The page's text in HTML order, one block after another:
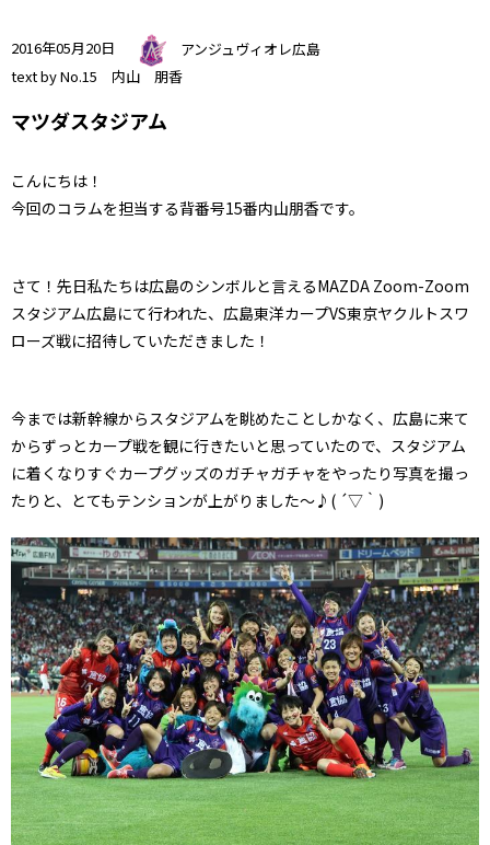
2016年05月20日
アンジュヴィオレ広島
text by No.15 内山 朋香
マツダスタジアム
こんにちは！
今回のコラムを担当する背番号15番内山朋香です。
さて！先日私たちは広島のシンボルと言えるMAZDA Zoom-Zoom
スタジアム広島にて行われた、広島東洋カープVS東京ヤクルトスワ
ローズ戦に招待していただきました！
今までは新幹線からスタジアムを眺めたことしかなく、広島に来て
からずっとカープ戦を観に行きたいと思っていたので、スタジアム
に着くなりすぐカープグッズのガチャガチャをやったり写真を撮っ
たりと、とてもテンションが上がりました～♪( ´▽｀)